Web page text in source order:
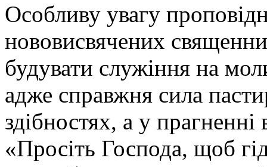
Особливу увагу
нововисвячених
будувати служіння на
адже справжня сила
здібностях, а у
«Просіть Господа, щоб